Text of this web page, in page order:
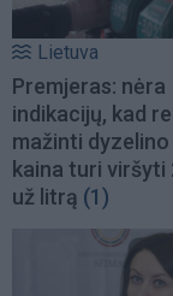
Lietuva
Premjeras: nėra
indikacijų, kad
mažinti
kaina turi viršyti
už litrą (1)